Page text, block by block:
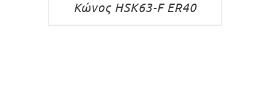
Κώνος HSK63-F ER40